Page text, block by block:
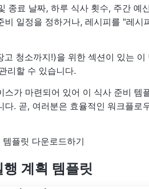
종료 날짜, 하루 식사 횟수, 주간 예
비 일정을 정하거나, 레시피를 "레시
청소까지!)을 위한 섹션이 있는 이
리할 수 있습니다.
가 마련되어 있어 이 식사 준비 템
다. 곧, 여러분은 효율적인 워크플로
템플릿 다운로드하기
계획 템플릿